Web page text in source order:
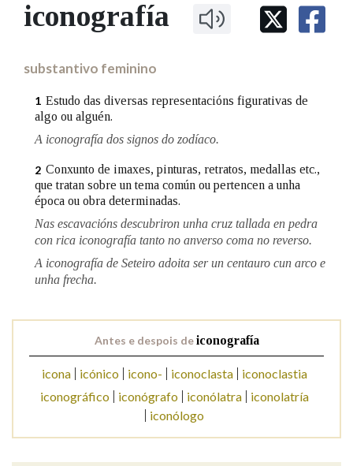
IDENTIDADE CORPORATIVA
MARCIAL DEL ADALID
FIGURAS HOMENAXEADAS
PRIMAVERA DAS LETRAS
Facebook
TwitterYoutubeInstagram
Bluesky
BUSCAR NOS LEMAS
Remata por
Contén
BUSCAR NO CONTIDO
Nas definicións
Na fraseoloxía
iconografía
substantivo feminino
1 Estudo das diversas representacións figurativas de
algo ou alguén.
A iconografía dos signos do zodíaco.
2 Conxunto de imaxes, pinturas, retratos, medallas etc.,
que tratan sobre un tema común ou pertencen a unha
época ou obra determinadas.
Nas escavacións descubriron unha cruz tallada en pedra
con rica iconografía tanto no anverso coma no reverso.
A iconografía de Seteiro adoita ser un centauro cun arco e
unha frecha.
Antes e despois deiconografía
icona icónico icono- iconoclasta
iconoclastia
iconográfico
iconógrafo iconólatra
iconolatría
iconólogo